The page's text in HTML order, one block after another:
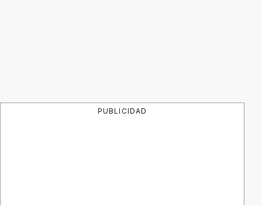
PUBLICIDAD